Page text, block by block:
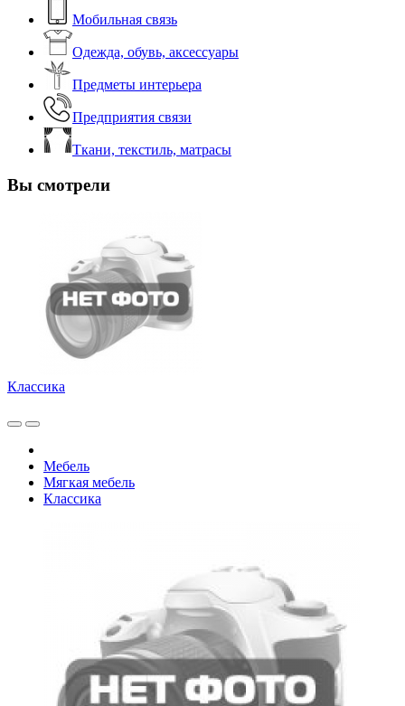
Мобильная связь
Одежда, обувь, аксессуары
Предметы интерьера
Предприятия связи
Ткани, текстиль, матрасы
Вы смотрели
Классика
Мебель
Мягкая мебель
Классика